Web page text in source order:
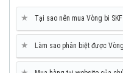
★ Tại sao nên mua Vòng bi
★ Làm sao phân biệt được